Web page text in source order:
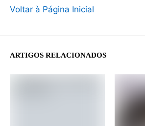
Voltar à Página Inicial
ARTIGOS RELACIONADOS